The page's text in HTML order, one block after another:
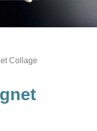
Collage